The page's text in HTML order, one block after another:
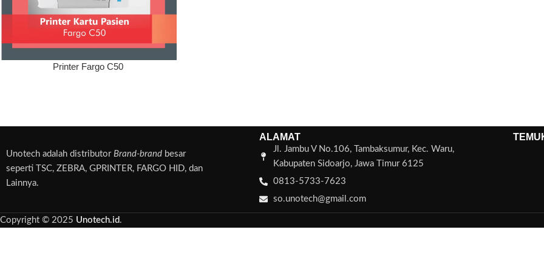
Printer Fargo C50
Unotech adalah distributor Brand-brand besar
seperti TSC, ZEBRA, GPRINTER, FARGO HID, dan
Lainnya.
ALAMAT
Jl. Jambu V No.106, Tambaksumur, Kec. Waru,
Kabupaten Sidoarjo, Jawa Timur 6125
0813-5733-7623
so.unotech@gmail.com
Copyright © 2025 Unotech.id .